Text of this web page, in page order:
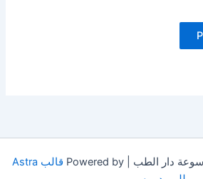
قالب Astra